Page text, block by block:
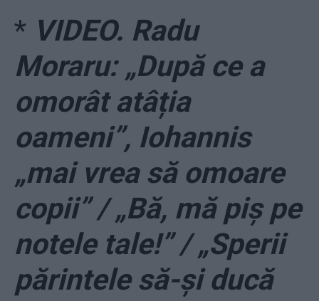
* VIDEO. Radu
Moraru: „După ce a
omorât atâția
oameni”, Iohannis
„mai vrea să omoare
copii” / „Bă, mă piș pe
notele tale!” / „Sperii
părintele să-și ducă